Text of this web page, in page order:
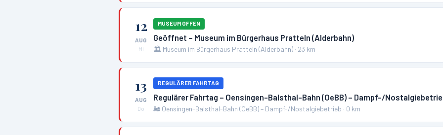
12
AUG
Mi
MUSEUM OFFEN
Geöffnet – Museum im Bürgerhaus Pratteln (Alderbahn)
🏛️ Museum im Bürgerhaus Pratteln (Alderbahn) · 23 km
13
AUG
Do
REGULÄRER FAHRTAG
Regulärer Fahrtag – Oensingen-Balsthal-Bahn (OeBB) – Dampf-/
🚂 Oensingen-Balsthal-Bahn (OeBB) – Dampf-/Nostalgiebetrieb · 0 km